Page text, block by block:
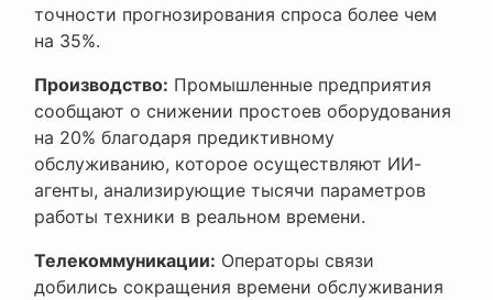
точности прогнозирования спроса более чем
на 35%.
Производство: Промышленные предприятия
сообщают о снижении простоев оборудования
на 20% благодаря предиктивному
обслуживанию, которое осуществляют ИИ-
агенты, анализирующие тысячи параметров
работы техники в реальном времени.
Телекоммуникации: Операторы связи
добились сокращения времени обслуживания